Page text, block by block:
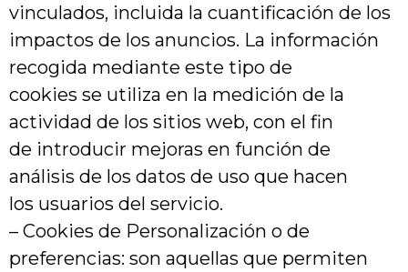
vinculados, incluida la cuantificación de los
impactos de los anuncios. La información
recogida mediante este tipo de
cookies se utiliza en la medición de la
actividad de los sitios web, con el fin
de introducir mejoras en función de
análisis de los datos de uso que hacen
los usuarios del servicio.
– Cookies de Personalización o de
preferencias: son aquellas que permiten